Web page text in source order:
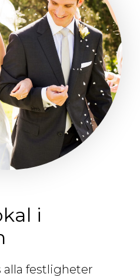
i
alla festligheter